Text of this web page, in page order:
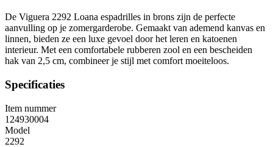
De Viguera 2292 Loana espadrilles in brons zijn de perfecte
aanvulling op je zomergarderobe. Gemaakt van ademend kanvas en
linnen, bieden ze een luxe gevoel door het leren en katoenen
interieur. Met een comfortabele rubberen zool en een bescheiden
hak van 2,5 cm, combineer je stijl met comfort moeiteloos.
Specificaties
Item nummer
124930004
Model
2292